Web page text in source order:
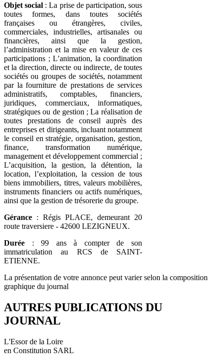
Objet social : La prise de participation, sous
toutes formes, dans toutes sociétés
françaises ou étrangères, civiles,
commerciales, industrielles, artisanales ou
financières, ainsi que la gestion,
l’administration et la mise en valeur de ces
participations ; L’animation, la coordination
et la direction, directe ou indirecte, de toutes
sociétés ou groupes de sociétés, notamment
par la fourniture de prestations de services
administratifs, comptables, financiers,
juridiques, commerciaux, informatiques,
stratégiques ou de gestion ; La réalisation de
toutes prestations de conseil auprès des
entreprises et dirigeants, incluant notamment
le conseil en stratégie, organisation, gestion,
finance, transformation numérique,
management et développement commercial ;
L’acquisition, la gestion, la détention, la
location, l’exploitation, la cession de tous
biens immobiliers, titres, valeurs mobilières,
instruments financiers ou actifs numériques,
ainsi que la gestion de trésorerie du groupe.
Gérance : Régis PLACE, demeurant 20
route traversiere - 42600 LEZIGNEUX.
Durée : 99 ans à compter de son
immatriculation au RCS de SAINT-
ETIENNE.
La présentation de votre annonce peut varier selon la composition
graphique du journal
AUTRES PUBLICATIONS DU
JOURNAL
L'Essor de la Loire
en Constitution SARL